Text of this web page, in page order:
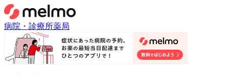
病院・診療所薬局